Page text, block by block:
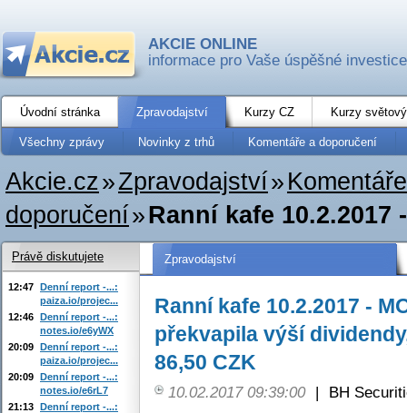
AKCIE ONLINE
informace pro Vaše úspěšné investice
Úvodní stránka Zpravodajství Kurzy CZ Kurzy
Všechny zprávy Novinky z trhů Komentáře a doporučení
Akcie.cz»Zpravodajství»
doporučení»Ranní kafe
Zpravodajství
Ranní kafe 10.2.2017 -
překvapila výší
86,50 CZK
10.02.2017 09:39:00 |
BH
Právě diskutujete
12:47 Denní report -...:
paiza.io/projec...
12:46 Denní report -...:
notes.io/e6yWX
20:09 Denní report -...:
paiza.io/projec...
20:09 Denní report -...:
notes.io/e6rL7
21:13 Denní report -...: